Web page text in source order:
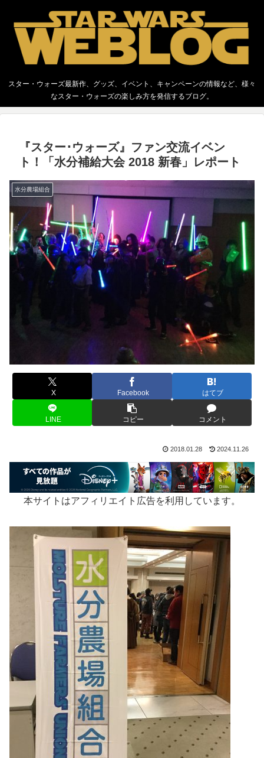
スター・ウォーズ最新作、グッズ、イベント、キャンペーンの情報など、様々
なスター・ウォーズの楽しみ方を発信するブログ。
『スター･ウォーズ』ファン交流イベン
ト！「水分補給大会 2018 新春」レポート
水分農場組合
X Facebook はてブ
LINE コピー コメント
2018.01.28 2024.11.26
本サイトはアフィリエイト広告を利用しています。